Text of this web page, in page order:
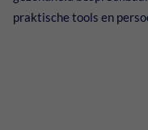
praktische tools en